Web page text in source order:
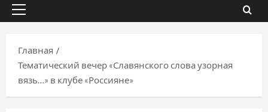
Основное
Главная
Тематический вечер «Славянского слова узорная
вязь…» в клубе «Россияне»